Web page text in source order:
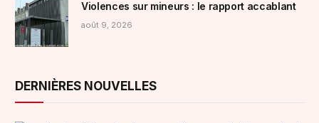
Violences sur mineurs : le rapport accablant
août 9, 2026
DERNIÈRES NOUVELLES